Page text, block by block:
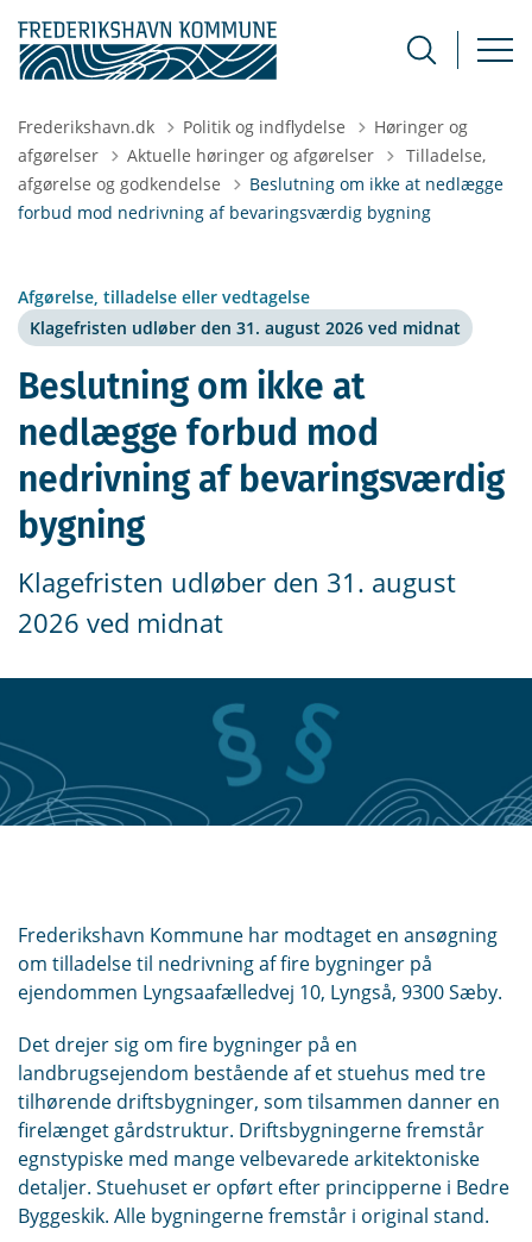
Frederikshavn.dk Politik og indflydelse
Høringer og
afgørelser
Aktuelle høringer og afgørelser Tilbage til
Tilladelse,
afgørelse og godkendelse
Beslutning om ikke at nedlægge
forbud mod nedrivning af bevaringsværdig bygning
Afgørelse, tilladelse eller vedtagelse
Klagefristen udløber den 31. august 2026 ved midnat
Beslutning om ikke at
nedlægge forbud mod
nedrivning af bevaringsværdig
bygning
Klagefristen udløber den 31. august
2026 ved midnat
Frederikshavn Kommune har modtaget en ansøgning
om tilladelse til nedrivning af fire bygninger på
ejendommen Lyngsaafælledvej 10, Lyngså, 9300 Sæby.
Det drejer sig om fire bygninger på en
landbrugsejendom bestående af et stuehus med tre
tilhørende driftsbygninger, som tilsammen danner en
firelænget gårdstruktur. Driftsbygningerne fremstår
egnstypiske med mange velbevarede arkitektoniske
detaljer. Stuehuset er opført efter principperne i Bedre
Byggeskik. Alle bygningerne fremstår i original stand.